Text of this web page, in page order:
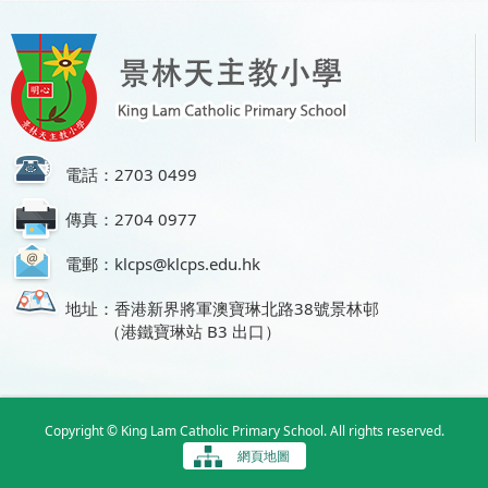
電話：2703 0499
傳真：2704 0977
電郵：klcps@klcps.edu.hk
地址：香港新界將軍澳寶琳北路38號景林邨
（港鐵寶琳站 B3 出口）
Copyright © King Lam Catholic Primary School. All rights reserved.
網頁地圖